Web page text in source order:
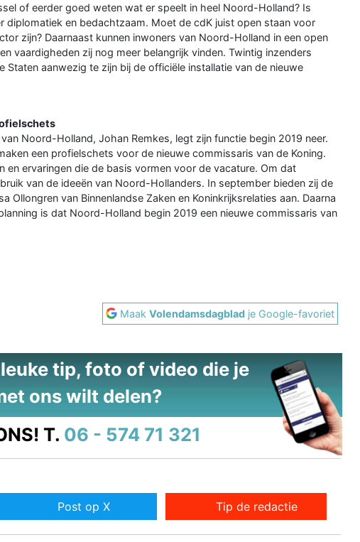
of eerder goed weten wat er speelt in heel Noord-Holland? Is
diplomatiek en bedachtzaam. Moet de cdK juist open staan voor
zijn? Daarnaast kunnen inwoners van Noord-Holland in een open
vaardigheden zij nog meer belangrijk vinden. Twintig inzenders
Staten aanwezig te zijn bij de officiële installatie van de nieuwe
Noord-Holland, Johan Remkes, legt zijn functie begin 2019 neer.
een profielschets voor de nieuwe commissaris van de Koning.
en ervaringen die de basis vormen voor de vacature. Om dat
van de ideeën van Noord-Hollanders. In september bieden zij de
Ollongren van Binnenlandse Zaken en Koninkrijksrelaties aan. Daarna
is dat Noord-Holland begin 2019 een nieuwe commissaris van
MaakVolendamsdagblad je Google-favoriet
tip, foto of video die je
ons wilt delen?
T. 06 - 574 71 321
Post op X Tip de redactie